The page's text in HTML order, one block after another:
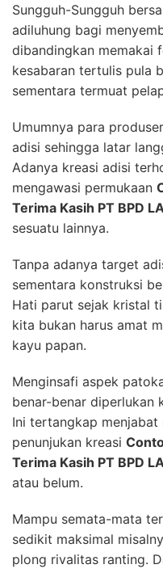
Sungguh-Sungguh
adiluhung bagi
dibandingkan memakai
kesabaran tertulis pula
sementara termuat
Umumnya para
adisi sehingga latar
Adanya kreasi adisi
mengawasi permukaan
Terima Kasih PT BPD
sesuatu lainnya.
Tanpa adanya target
sementara konstruksi
Hati parut sejak kristal
kita bukan harus amat
kayu papan.
Menginsafi aspek
benar-benar diperlukan
Ini tertangkap
penunjukan kreasi
Terima Kasih PT BPD
atau belum.
Mampu semata-mata
sedikit maksimal
plong rivalitas ranting.